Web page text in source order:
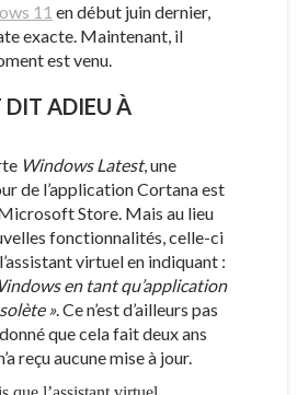
11 en début juin dernier,
exacte. Maintenant, il
est venu.
ADIEU À
Windows Latest, une
de l’application Cortana est
Store. Mais au lieu
fonctionnalités, celle-ci
virtuel en indiquant :
en tant qu’application
». Ce n’est d’ailleurs pas
que cela fait deux ans
reçu aucune mise à jour.